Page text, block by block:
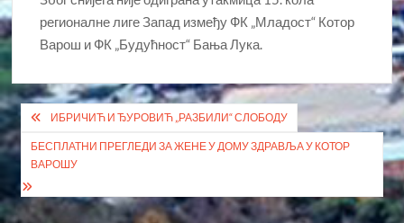
регионалне лиге Запад између ФК „Младост“ Котор
Варош и ФК „Будућност“ Бања Лука.
Кретање
чланка
ИБРИЧИЋ И ЂУРОВИЋ „РАЗБИЛИ“ СЛОБОДУ
БЕСПЛАТНИ ПРЕГЛЕДИ ЗА ЖЕНЕ У ДОМУ ЗДРАВЉА У КОТОР
ВАРОШУ